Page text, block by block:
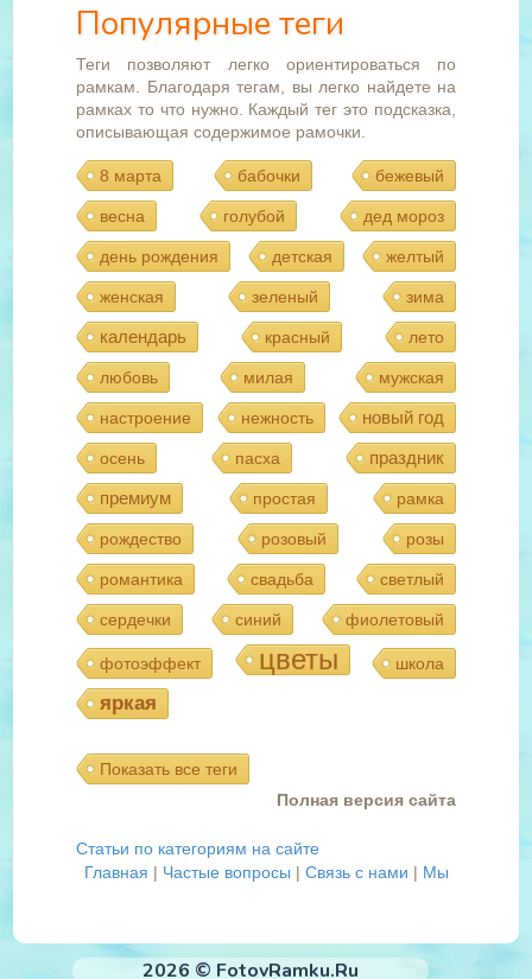
Популярные теги
Теги позволяют легко ориентироваться по
рамкам. Благодаря тегам, вы легко найдете на
рамках то что нужно. Каждый тег это подсказка,
описывающая содержимое рамочки.
8 марта бабочки бежевый
весна голубой дед мороз
день рождения детская желтый
женская зеленый зима
календарь красный лето
любовь милая мужская
настроение нежность новый год
осень пасха
праздник
премиум
простая рамка
рождество розовый розы
романтика свадьба светлый
сердечки синий фиолетовый
фотоэффект цветы школа
яркая
Показать все теги
Полная версия сайта
Статьи по категориям на сайте
Главная | Частые вопросы | Связь с нами | Мы
2026 © FotovRamku.Ru